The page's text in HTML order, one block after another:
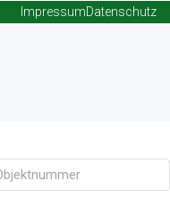
ImpressumDatenschutz